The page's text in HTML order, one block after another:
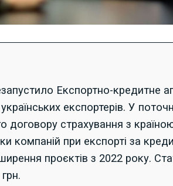
Експортно-кредитне
експортерів. У
договору страхування з
компаній при експорті за
проєктів з 2022 року.